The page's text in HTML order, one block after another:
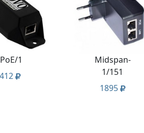
1
Midspan-
1/151
1895